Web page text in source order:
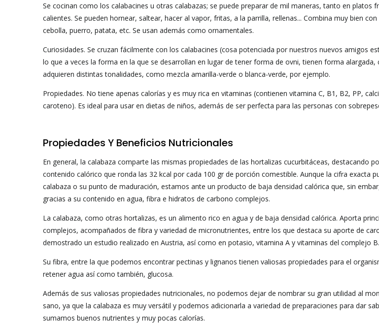
Se cocinan como los calabacines u otras calabazas; se puede preparar de mil maneras, tanto en platos
calientes. Se pueden hornear, saltear, hacer al vapor, fritas, a la parrilla, rellenas... Combina muy bien
cebolla, puerro, patata, etc. Se usan además como ornamentales.
Curiosidades. Se cruzan fácilmente con los calabacines (cosa potenciada por nuestros nuevos amigos
lo que a veces la forma en la que se desarrollan en lugar de tener forma de ovni, tienen forma alargada,
adquieren distintas tonalidades, como mezcla amarilla-verde o blanca-verde, por ejemplo.
Propiedades. No tiene apenas calorías y es muy rica en vitaminas (contienen vitamina C, B1, B2, PP,
caroteno). Es ideal para usar en dietas de niños, además de ser perfecta para las personas con
Propiedades Y Beneficios Nutricionales
En general, la calabaza comparte las mismas propiedades de las hortalizas cucurbitáceas, destacando
contenido calórico que ronda las 32 kcal por cada 100 gr de porción comestible. Aunque la cifra exacta
calabaza o su punto de maduración, estamos ante un producto de baja densidad calórica que, sin
gracias a su contenido en agua, fibra e hidratos de carbono complejos.
La calabaza, como otras hortalizas, es un alimento rico en agua y de baja densidad calórica. Aporta
complejos, acompañados de fibra y variedad de micronutrientes, entre los que destaca su aporte de
demostrado un estudio realizado en Austria, así como en potasio, vitamina A y vitaminas del complejo B.
Su fibra, entre la que podemos encontrar pectinas y lignanos tienen valiosas propiedades para el
retener agua así como también, glucosa.
Además de sus valiosas propiedades nutricionales, no podemos dejar de nombrar su gran utilidad al
sano, ya que la calabaza es muy versátil y podemos adicionarla a variedad de preparaciones para dar
sumamos buenos nutrientes y muy pocas calorías.